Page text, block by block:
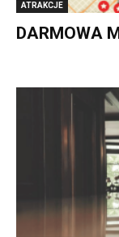
ATRAKCJE
DARMOWA